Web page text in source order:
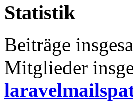
Statistik
Beiträge
Mitglieder